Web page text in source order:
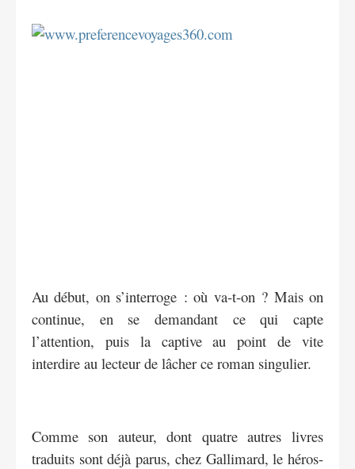
Au début, on s’interroge : où va-t-on ? Mais on
continue, en se demandant ce qui capte
l’attention, puis la captive au point de vite
interdire au lecteur de lâcher ce roman singulier.
Comme son auteur, dont quatre autres livres
traduits sont déjà parus, chez Gallimard, le héros-